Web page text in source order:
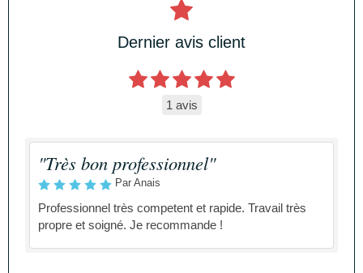
Dernier avis client
1 avis
"Très bon professionnel"
Par Anais
Professionnel très competent et rapide. Travail très
propre et soigné. Je recommande !